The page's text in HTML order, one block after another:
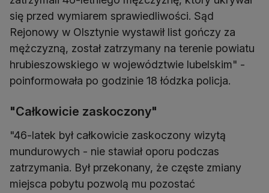
się przed wymiarem sprawiedliwości. Sąd
Rejonowy w Olsztynie wystawił list gończy za
mężczyzną, został zatrzymany na terenie powiatu
hrubieszowskiego w województwie lubelskim" -
poinformowała po godzinie 18 łódzka policja.
"Całkowicie zaskoczony"
"46-latek był całkowicie zaskoczony wizytą
mundurowych - nie stawiał oporu podczas
zatrzymania. Był przekonany, że częste zmiany
miejsca pobytu pozwolą mu pozostać